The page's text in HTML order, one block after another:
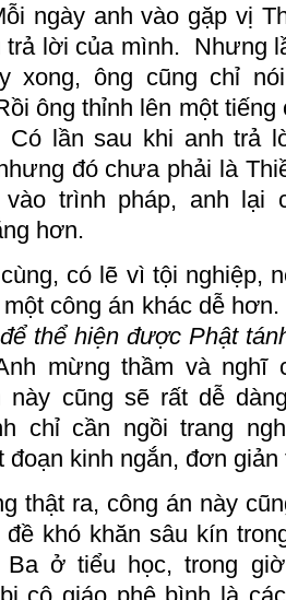
ngày anh vào gặp vị
trả lời của mình. Nhưng
xong, ông cũng chỉ
ông thỉnh lên một tiếng
Có lần sau khi anh trả
đó chưa phải là
trình pháp, anh lại
hơn.
có lẽ vì tội nghiệp,
công án khác dễ
thể hiện được Phật
mừng thầm và nghĩ
này cũng sẽ rất dễ
chỉ cần ngồi trang
đoạn kinh ngắn, đơn giản
thật ra, công án này
đề khó khăn sâu kín
Ba ở tiểu học, trong